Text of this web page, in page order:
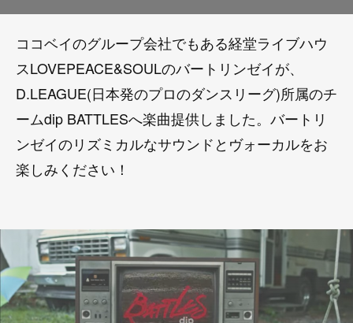
ココベイのグループ会社でもある経堂ライブハウ
スLOVEPEACE&SOULのバートリンゼイが、
D.LEAGUE(日本発のプロのダンスリーグ)所属のチ
ームdip BATTLESへ楽曲提供しました。バートリ
ンゼイのリズミカルなサウンドとヴォーカルをお
楽しみください！